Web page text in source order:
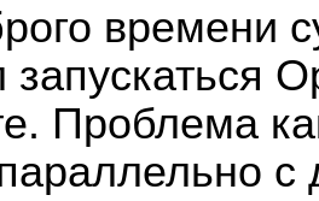
времени
запускаться
Проблема
с